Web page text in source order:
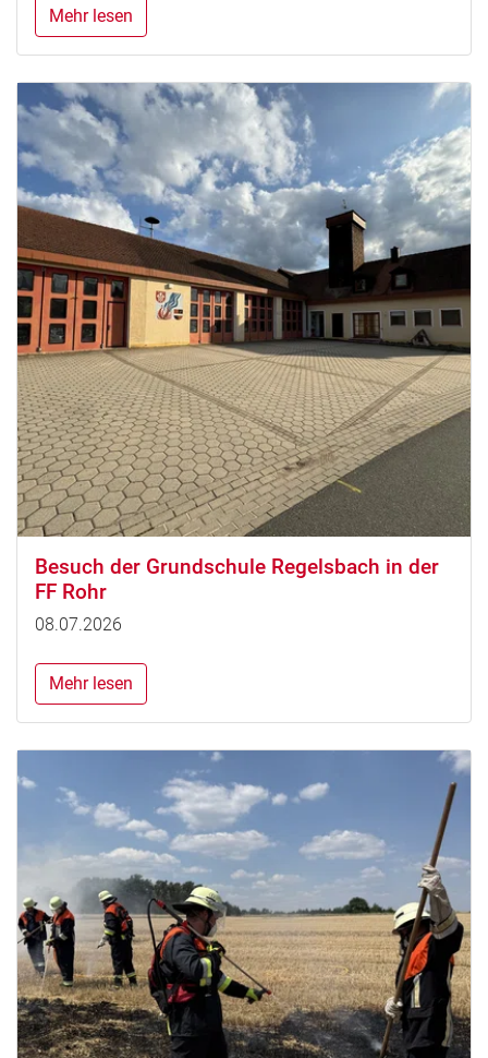
Mehr lesen
Besuch der Grundschule Regelsbach in der
FF Rohr
08.07.2026
Mehr lesen